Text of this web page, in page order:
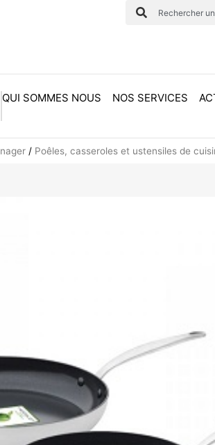
QUI SOMMES NOUS NOS SERVICES
/ Poêles, casseroles et ustensiles de